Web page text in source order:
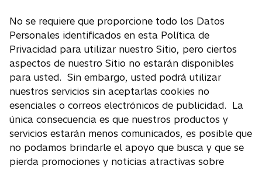
No se requiere que proporcione todo los Datos
Personales identificados en esta Política de
Privacidad para utilizar nuestro Sitio, pero ciertos
aspectos de nuestro Sitio no estarán disponibles
para usted. Sin embargo, usted podrá utilizar
nuestros servicios sin aceptarlas cookies no
esenciales o correos electrónicos de publicidad. La
única consecuencia es que nuestros productos y
servicios estarán menos comunicados, es posible que
no podamos brindarle el apoyo que busca y que se
pierda promociones y noticias atractivas sobre